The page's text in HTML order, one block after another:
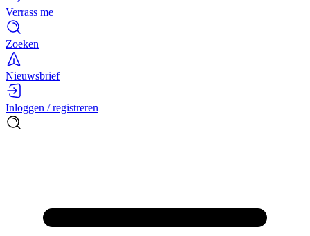
Verrass me
Zoeken
Nieuwsbrief
Inloggen / registreren